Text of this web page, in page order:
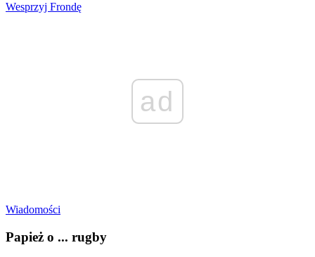
Wesprzyj Frondę
ad
Wiadomości
Papież o ... rugby